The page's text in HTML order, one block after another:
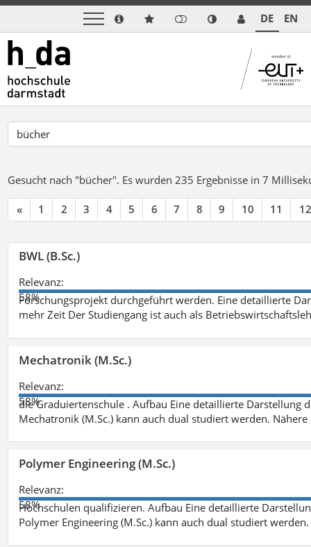
DE EN
Gesucht nach "bücher". Es wurden 235 Ergebnisse in 7
« 1 2 3 4 5 6 7 8 9 10 11 12
BWL (B.Sc.)
Relevanz:
58%
Forschungsprojekt durchgeführt werden. Eine detaillierte
mehr Zeit Der Studiengang ist auch als
Mechatronik (M.Sc.)
Relevanz:
58%
die Graduiertenschule . Aufbau Eine detaillierte Darstellung
Mechatronik (M.Sc.) kann auch dual studiert werden.
Polymer Engineering (M.Sc.)
Relevanz:
58%
Hochschulen qualifizieren. Aufbau Eine detaillierte
Polymer Engineering (M.Sc.) kann auch dual studiert